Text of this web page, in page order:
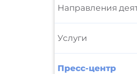
Направления
Услуги
Пресс-центр